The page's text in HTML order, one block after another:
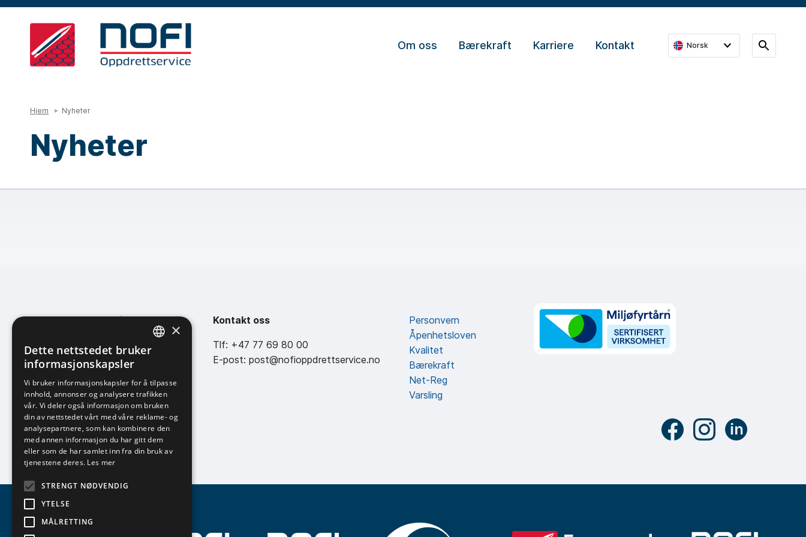
Om oss Bærekraft Karriere Kontakt Norsk
Hjem Nyheter
Nyheter
NOFI Oppdrettservice AS
Strandveien 84a, 9180 SKJERVØY
Org.nr: 994 032 909
Kontakt oss
Tlf: +47 77 69 80 00
E-post: post@nofioppdrettservice.no
Personvern
Åpenhetsloven
Kvalitet
Bærekraft
Net-Reg
Varsling
NORWEGIAN
ENGLISH
×
Dette nettstedet bruker
informasjonskapsler
Vi bruker informasjonskapsler for å tilpasse
innhold, annonser og analysere trafikken
vår. Vi deler også informasjon om bruken
din av nettstedet vårt med våre reklame- og
analysepartnere, som kan kombinere den
med annen informasjon du har gitt dem
eller som de har samlet inn fra din bruk av
tjenestene deres. Les mer
STRENGT NØDVENDIG
YTELSE
MÅLRETTING